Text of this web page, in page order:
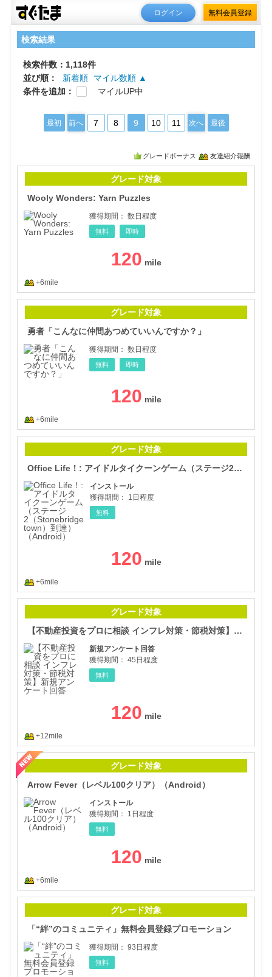
ログイン 無料会員登録
検索結果
検索件数：1,118件
並び順：
新着順
マイル数順 ▲
条件を追加：
マイルUP中
最初 前へ 7 8 9 10 11 次へ 最後
グレードボーナス 友達紹介報酬
グレード対象
Wooly Wonders: Yarn Puzzles
獲得期間： 数日程度
無料 即時
120
+6mile
グレード対象
勇者「こんなに仲間あつめていいんですか？」
獲得期間： 数日程度
無料 即時
120
+6mile
グレード対象
Office Life！: アイドルタイクーンゲーム（ステージ2（Stonebridge town）到達）（Android）
インストール
獲得期間：
1日程度
無料
120
+6mile
グレード対象
【不動産投資をプロに相談 インフレ対策・節税対策】新規アンケート回答
新規アンケート回答
獲得期間： 45日程度
無料
120
+12mile
グレード対象
Arrow Fever（レベル100クリア）（Android）
インストール
獲得期間：
1日程度
無料
120
+6mile
グレード対象
「“絆”のコミュニティ」無料会員登録プロモーション
獲得期間： 93日程度
無料